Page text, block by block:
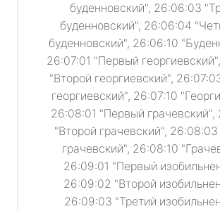
буденновский", 26:06:03
буденновский", 26:06:04
буденновский", 26:06:10
26:07:01 "Первый
"Второй георгиевский",
георгиевский", 26:07:10
26:08:01 "Первый грачевский",
"Второй грачевский", 26:08:03
грачевский", 26:08:10
26:09:01 "Первый
26:09:02 "Второй
26:09:03 "Третий